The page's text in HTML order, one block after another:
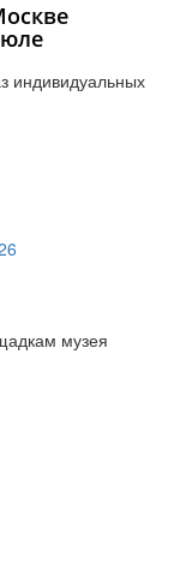
индивидуальных
музея